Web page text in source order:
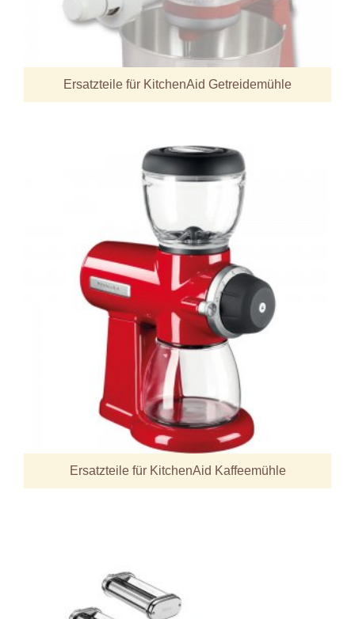
Ersatzteile für KitchenAid Getreidemühle
Ersatzteile für KitchenAid Kaffeemühle